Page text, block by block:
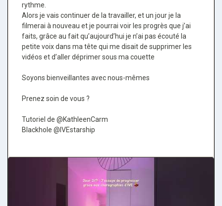
rythme.
Alors je vais continuer de la travailler, et un jour je la
filmerai à nouveau et je pourrai voir les progrès que j’ai
faits, grâce au fait qu’aujourd’hui je n’ai pas écouté la
petite voix dans ma tête qui me disait de supprimer les
vidéos et d’aller déprimer sous ma couette
Soyons bienveillantes avec nous-mêmes ‍
Prenez soin de vous ?
Tutoriel de @KathleenCarm
Blackhole @IVEstarship